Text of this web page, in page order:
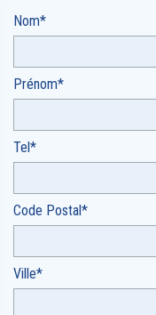
Nom*
Prénom*
Tel*
Code Postal*
Ville*